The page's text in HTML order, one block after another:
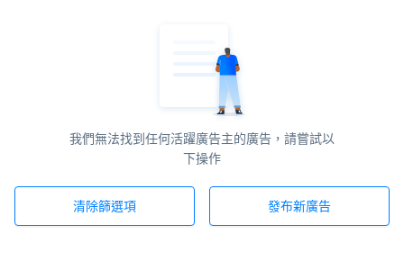
我們無法找到任何活躍廣告主的廣告，請嘗試以
下操作
清除篩選項 發布新廣告